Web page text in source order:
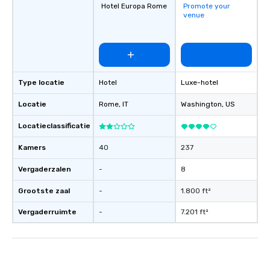
Type locatie
Locatie
Locatieclassificatie
Kamers
Vergaderzalen
Grootste zaal
Vergaderruimte
Hotel Europa Rome
Hotel
Rome, IT
40
-
-
-
Promote your
venue
Luxe-hotel
Washington, US
237
8
1.800 ft²
7.201 ft²